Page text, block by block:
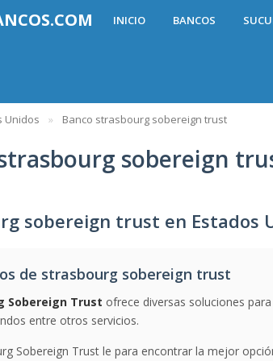
INICIO BANCOS
Unidos Banco strasbourg sobereign trust
sobereign
sobereign trust en Estados
de strasbourg sobereign trust
Sobereign Trust ofrece diversas soluciones
entre otros servicios.
Sobereign Trust le para encontrar la mejor